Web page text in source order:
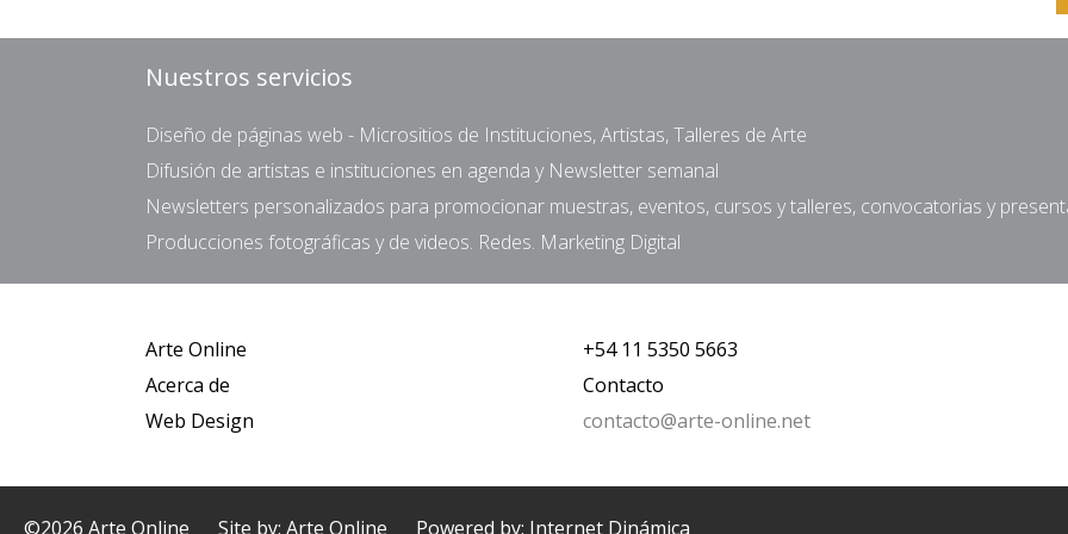
Nuestros servicios
Diseño de páginas web - Micrositios de Instituciones, Artistas, Talleres de Arte
Difusión de artistas e instituciones en agenda y Newsletter semanal
Newsletters personalizados para promocionar muestras, eventos, cursos y talleres, convocatorias y
Producciones fotográficas y de videos. Redes. Marketing Digital
Arte Online
Acerca de
Web Design
+54 11 5350 5663
Contacto
contacto@arte-online.net
©2026 Arte Online Site by: Arte Online Powered by: Internet Dinámica